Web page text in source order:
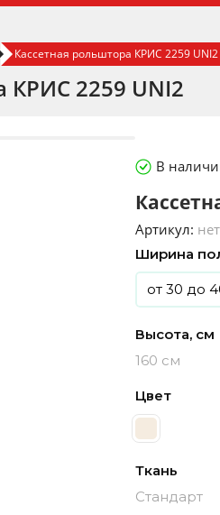
Кассетная рольштора КРИС 2259 UNI2
КРИС 2259 UNI2
В
Артикул: нет
Ширина
Высота, см
160 см
Цвет
Ткань
Стандарт